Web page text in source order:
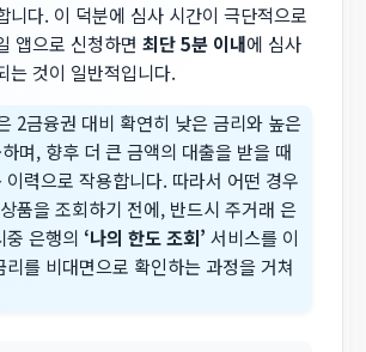
니다. 이 덕분에 심사 시간이 극단적으로
앱으로 신청하면 최단 5분 이내에 심사
는 것이 일반적입니다.
2금융권 대비 확연히 낮은 금리와 높은
며, 향후 더 큰 금액의 대출을 받을 때
이력으로 작용합니다. 따라서 어떤 경우
품을 조회하기 전에, 반드시 주거래 은
중 은행의 ‘나의 한도 조회’ 서비스를 이
를 비대면으로 확인하는 과정을 거쳐